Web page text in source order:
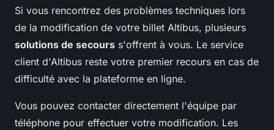
Si vous rencontrez des problèmes techniques lors
de la modification de votre billet Altibus, plusieurs
solutions de secours s'offrent à vous. Le service
client d'Altibus reste votre premier recours en cas de
difficulté avec la plateforme en ligne.
Vous pouvez contacter directement l'équipe par
téléphone pour effectuer votre modification. Les